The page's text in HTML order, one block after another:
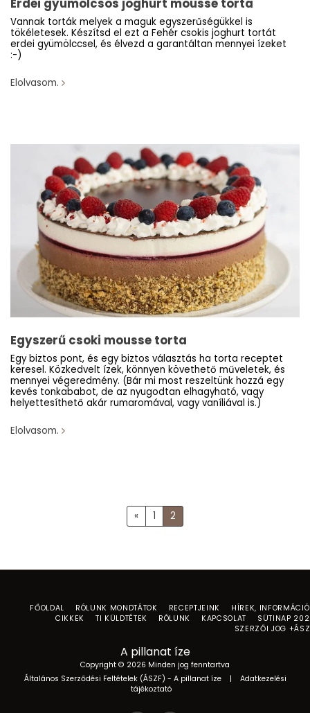
Erdei gyümölcsös joghurt mousse torta
Vannak torták melyek a maguk egyszerűségükkel is
tökéletesek. Készítsd el ezt a Fehér csokis joghurt tortát
erdei gyümölccsel, és élvezd a garantáltan mennyei ízeket
:-)
Elolvasom.
Egyszerű csoki mousse torta
Egy biztos pont, és egy biztos választás ha torta receptet
keresel. Közkedvelt ízek, könnyen követhető műveletek, és
mennyei végeredmény. (Bár mi most reszeltünk hozzá egy
kevés tonkababot, de az nyugodtan elhagyható, vagy
helyettesíthető akár rumaromával, vagy vaníliával is.)
Elolvasom.
« 1 2
A pillanat íze
Copyright © 2026 Minden jog fenntartva
Általános Szerződési Feltételek (ÁSZF) - A pillanat íze| Adatkezelési
tájékoztató
FŐOLDAL RÓLUNK MONDTÁTOK RECEPTJEINK
HÍREK,
CIKKEK
TI KÜLDTÉTEK RÓLUNK KAPCSOLAT
SÜTINAP
SZERZŐI JOG